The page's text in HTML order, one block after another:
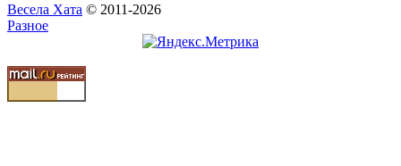
Весела Хата © 2011-2026
Разное